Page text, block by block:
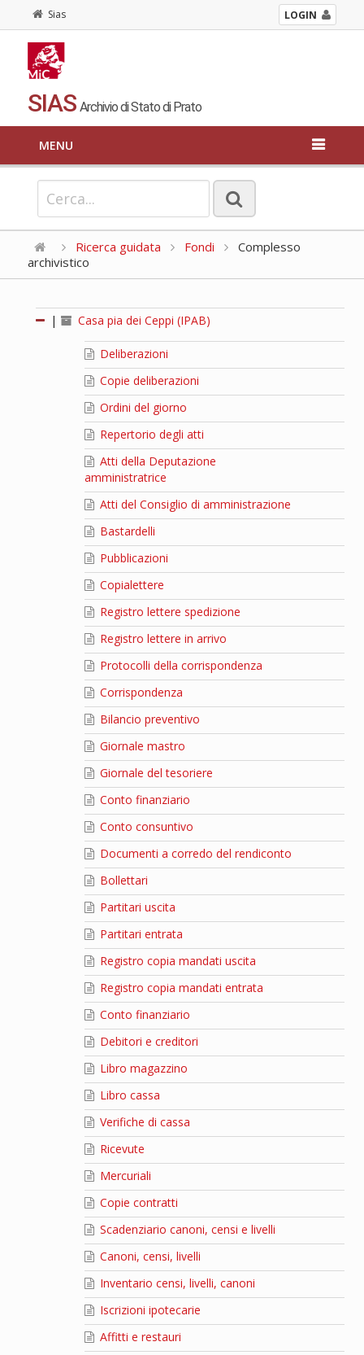
Sias LOGIN
SIAS Archivio di Stato di Prato
MENU
Ricerca guidata Fondi
Complesso
archivistico
| Casa pia dei Ceppi (IPAB)
Deliberazioni
Copie deliberazioni
Ordini del giorno
Repertorio degli atti
Atti della Deputazione
amministratrice
Atti del Consiglio di amministrazione
Bastardelli
Pubblicazioni
Copialettere
Registro lettere spedizione
Registro lettere in arrivo
Protocolli della corrispondenza
Corrispondenza
Bilancio preventivo
Giornale mastro
Giornale del tesoriere
Conto finanziario
Conto consuntivo
Documenti a corredo del rendiconto
Bollettari
Partitari uscita
Partitari entrata
Registro copia mandati uscita
Registro copia mandati entrata
Conto finanziario
Debitori e creditori
Libro magazzino
Libro cassa
Verifiche di cassa
Ricevute
Mercuriali
Copie contratti
Scadenziario canoni, censi e livelli
Canoni, censi, livelli
Inventario censi, livelli, canoni
Iscrizioni ipotecarie
Affitti e restauri